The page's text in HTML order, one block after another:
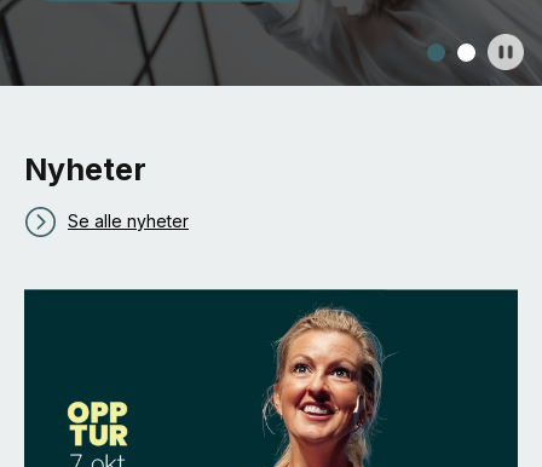
Nyheter
Se alle nyheter